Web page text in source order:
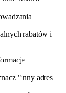
rabatów i
"inny adres